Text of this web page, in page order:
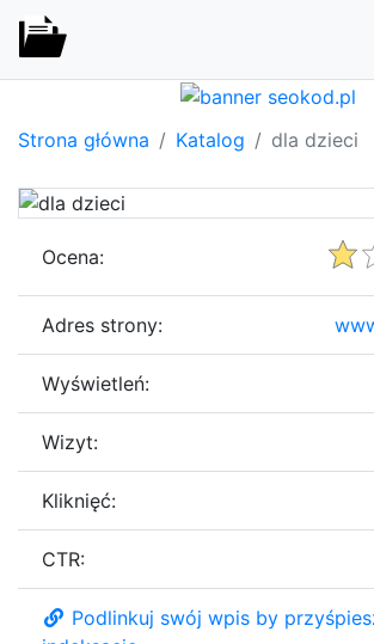
Strona główna Katalog dla dzieci
Ocena:
Adres strony:
Wyświetleń:
Wizyt:
Kliknięć:
CTR:
Podlinkuj swój wpis by